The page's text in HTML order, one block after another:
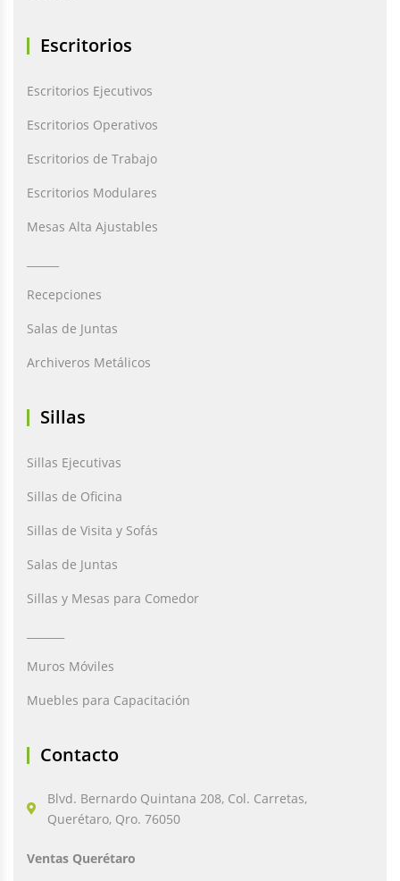
Escritorios
Escritorios Ejecutivos
Escritorios Operativos
Escritorios de Trabajo
Escritorios Modulares
Mesas Alta Ajustables
Recepciones
Salas de Juntas
Archiveros Metálicos
Sillas
Sillas Ejecutivas
Sillas de Oficina
Sillas de Visita y Sofás
Salas de Juntas
Sillas y Mesas para Comedor
Muros Móviles
Muebles para Capacitación
Contacto
Blvd. Bernardo Quintana 208, Col. Carretas,
Querétaro, Qro. 76050
Ventas Querétaro